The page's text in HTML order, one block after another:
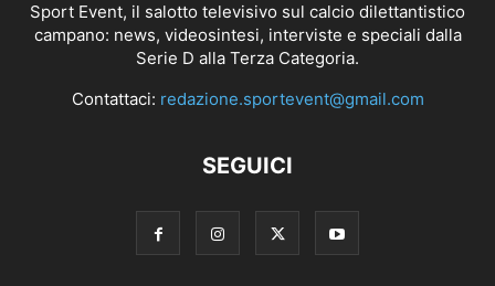
Sport Event, il salotto televisivo sul calcio dilettantistico
campano: news, videosintesi, interviste e speciali dalla
Serie D alla Terza Categoria.
Contattaci: redazione.sportevent@gmail.com
SEGUICI